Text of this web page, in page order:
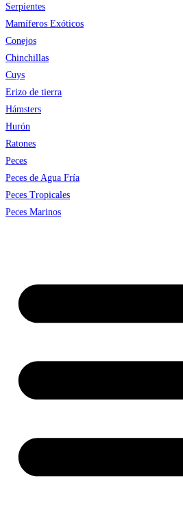
Serpientes
Mamíferos Exóticos
Conejos
Chinchillas
Cuys
Erizo de tierra
Hámsters
Hurón
Ratones
Peces
Peces de Agua Fría
Peces Tropicales
Peces Marinos